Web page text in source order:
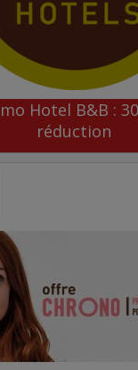
Hotel B&B :
réduction